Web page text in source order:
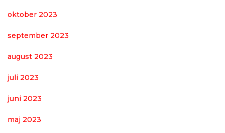
oktober 2023
september 2023
august 2023
juli 2023
juni 2023
maj 2023